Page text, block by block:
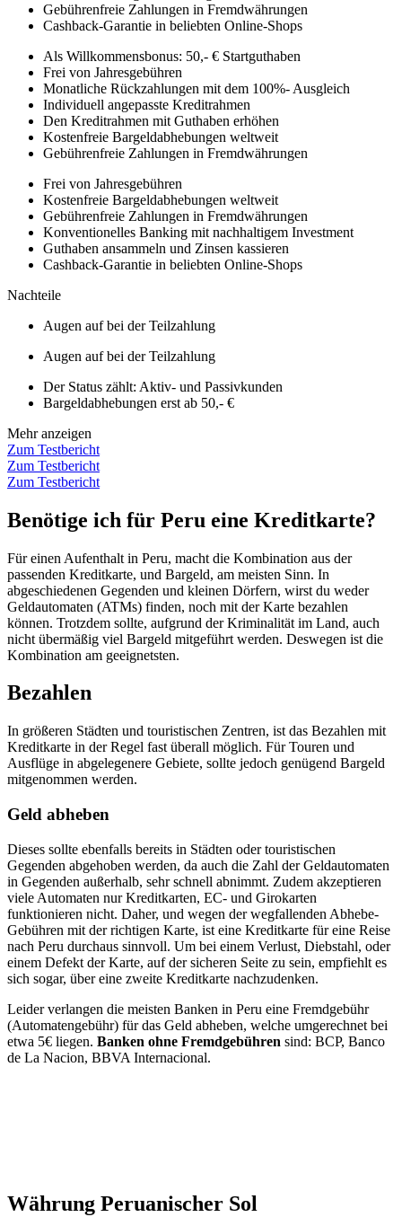
Gebührenfreie Zahlungen in Fremdwährungen
Cashback-Garantie in beliebten Online-Shops
Als Willkommensbonus: 50,- € Startguthaben
Frei von Jahresgebühren
Monatliche Rückzahlungen mit dem 100%- Ausgleich
Individuell angepasste Kreditrahmen
Den Kreditrahmen mit Guthaben erhöhen
Kostenfreie Bargeldabhebungen weltweit
Gebührenfreie Zahlungen in Fremdwährungen
Frei von Jahresgebühren
Kostenfreie Bargeldabhebungen weltweit
Gebührenfreie Zahlungen in Fremdwährungen
Konventionelles Banking mit nachhaltigem Investment
Guthaben ansammeln und Zinsen kassieren
Cashback-Garantie in beliebten Online-Shops
Nachteile
Augen auf bei der Teilzahlung
Augen auf bei der Teilzahlung
Der Status zählt: Aktiv- und Passivkunden
Bargeldabhebungen erst ab 50,- €
Mehr anzeigen
Zum Testbericht
Zum Testbericht
Zum Testbericht
Benötige ich für Peru eine Kreditkarte?
Für einen Aufenthalt in Peru, macht die Kombination aus der
passenden Kreditkarte, und Bargeld, am meisten Sinn. In
abgeschiedenen Gegenden und kleinen Dörfern, wirst du weder
Geldautomaten (ATMs) finden, noch mit der Karte bezahlen
können. Trotzdem sollte, aufgrund der Kriminalität im Land, auch
nicht übermäßig viel Bargeld mitgeführt werden. Deswegen ist die
Kombination am geeignetsten.
Bezahlen
In größeren Städten und touristischen Zentren, ist das Bezahlen mit
Kreditkarte in der Regel fast überall möglich. Für Touren und
Ausflüge in abgelegenere Gebiete, sollte jedoch genügend Bargeld
mitgenommen werden.
Geld abheben
Dieses sollte ebenfalls bereits in Städten oder touristischen
Gegenden abgehoben werden, da auch die Zahl der Geldautomaten
in Gegenden außerhalb, sehr schnell abnimmt. Zudem akzeptieren
viele Automaten nur Kreditkarten, EC- und Girokarten
funktionieren nicht. Daher, und wegen der wegfallenden Abhebe-
Gebühren mit der richtigen Karte, ist eine Kreditkarte für eine Reise
nach Peru durchaus sinnvoll. Um bei einem Verlust, Diebstahl, oder
einem Defekt der Karte, auf der sicheren Seite zu sein, empfiehlt es
sich sogar, über eine zweite Kreditkarte nachzudenken.
Leider verlangen die meisten Banken in Peru eine Fremdgebühr
(Automatengebühr) für das Geld abheben, welche umgerechnet bei
etwa 5€ liegen. Banken ohne Fremdgebühren sind: BCP, Banco
de La Nacion, BBVA Internacional.
Währung Peruanischer Sol